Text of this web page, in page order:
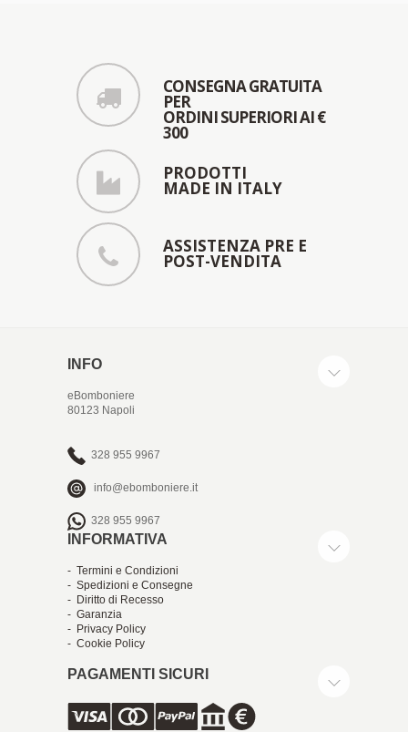
CONSEGNA GRATUITA
PER
ORDINI SUPERIORI AI €
300
PRODOTTI
MADE IN ITALY
ASSISTENZA PRE E
POST-VENDITA
INFO
eBomboniere
80123 Napoli
328 955 9967
info@ebomboniere.it
328 955 9967
INFORMATIVA
- Termini e Condizioni
- Spedizioni e Consegne
- Diritto di Recesso
- Garanzia
- Privacy Policy
- Cookie Policy
PAGAMENTI SICURI